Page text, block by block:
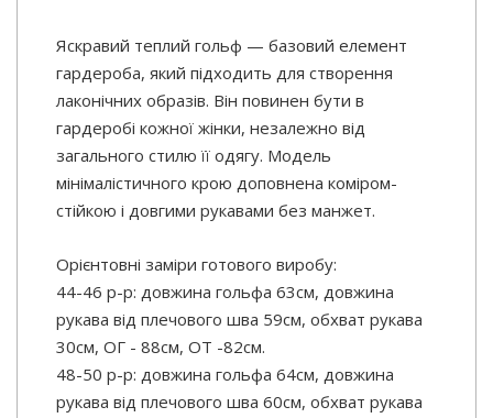
Яскравий теплий гольф — базовий елемент
гардероба, який підходить для створення
лаконічних образів. Він повинен бути в
гардеробі кожної жінки, незалежно від
загального стилю її одягу. Модель
мінімалістичного крою доповнена коміром-
стійкою і довгими рукавами без манжет.
Орієнтовні заміри готового виробу:
44-46 р-р: довжина гольфа 63см, довжина
рукава від плечового шва 59см, обхват рукава
30см, ОГ - 88см, ОТ -82см.
48-50 р-р: довжина гольфа 64см, довжина
рукава від плечового шва 60см, обхват рукава